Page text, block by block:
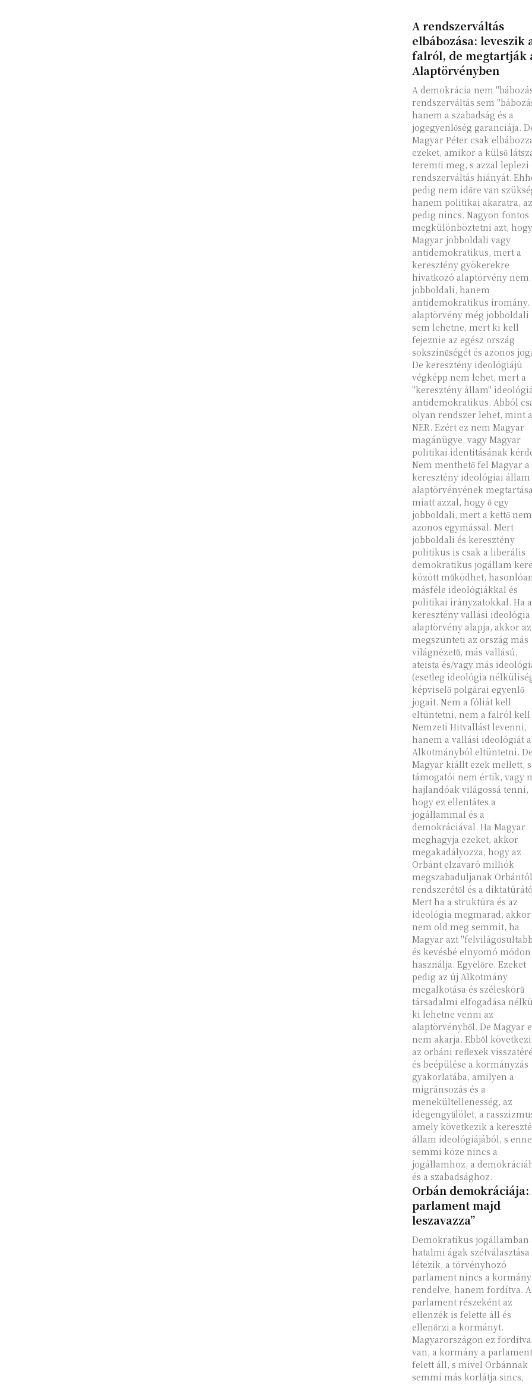
A rendszerváltás
elbábozása: leveszik
falról, de megtartják
Alaptörvényben
A demokrácia nem
rendszerváltás sem
hanem a szabadság és a
jogegyenlőség garanciája.
Magyar Péter csak
ezeket, amikor a külső
teremti meg, s azzal leplezi
rendszerváltás hiányát.
pedig nem időre van
hanem politikai akaratra, az
pedig nincs. Nagyon fontos
megkülönböztetni azt, hogy
Magyar jobboldali vagy
antidemokratikus, mert a
keresztény gyökerekre
hivatkozó alaptörvény nem
jobboldali, hanem
antidemokratikus iromány. Az
alaptörvény még jobboldali
sem lehetne, mert ki kell
fejeznie az egész ország
sokszínűségét és azonos
De keresztény ideológiájú
végképp nem lehet, mert a
"keresztény állam"
antidemokratikus. Abból
olyan rendszer lehet, mint a
NER. Ezért ez nem Magyar
magánügye, vagy Magyar
politikai identitásának
Nem menthető fel Magyar a
keresztény ideológiai állam
alaptörvényének megtartása
miatt azzal, hogy ő egy
jobboldali, mert a kettő nem
azonos egymással. Mert
jobboldali és keresztény
politikus is csak a liberális
demokratikus jogállam
között működhet,
másféle ideológiákkal és
politikai irányzatokkal. Ha a
keresztény vallási ideológia
alaptörvény alapja, akkor az
megszünteti az ország más
világnézetű, más vallású,
ateista és/vagy más
(esetleg ideológia
képviselő polgárai egyenlő
jogait. Nem a fóliát kell
eltüntetni, nem a falról kell
Nemzeti Hitvallást levenni,
hanem a vallási ideológiát
Alkotmányból eltüntetni. De
Magyar kiállt ezek mellett, s
támogatói nem értik, vagy
hajlandóak világossá tenni,
hogy ez ellentátes a
jogállammal és a
demokráciával. Ha Magyar
meghagyja ezeket, akkor
megakadályozza, hogy az
Orbánt elzavaró milliók
megszabaduljanak
rendszerétől és a
Mert ha a struktúra és az
ideológia megmarad, akkor
nem old meg semmit, ha
Magyar azt
és kevésbé elnyomó módon
használja. Egyelőre. Ezeket
pedig az új Alkotmány
megalkotása és széleskörű
társadalmi elfogadása
ki lehetne venni az
alaptörvényből. De Magyar
nem akarja. Ebből
az orbáni reflexek
és beépülése a kormányzás
gyakorlatába, amilyen a
migránsozás és a
menekültellenesség, az
idegengyűlölet, a
amely következik a
állam ideológiájából, s
semmi köze nincs a
jogállamhoz, a
és a szabadsághoz.
Orbán demokráciája:
parlament majd
leszavazza”
Demokratikus jogállamban
hatalmi ágak szétválasztása
létezik, a törvényhozó
parlament nincs a
rendelve, hanem fordítva. A
parlament részeként az
ellenzék is felette áll és
ellenőrzi a kormányt.
Magyarországon ez fordítva
van, a kormány a parlament
felett áll, s mivel Orbánnak
semmi más korlátja sincs,